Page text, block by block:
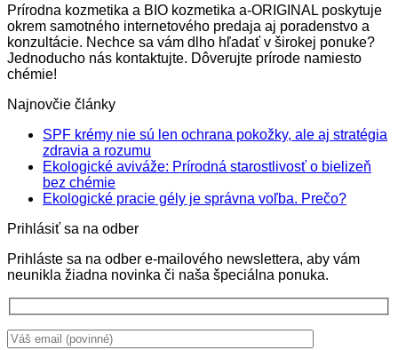
Prírodna kozmetika a BIO kozmetika a-ORIGINAL poskytuje
okrem samotného internetového predaja aj poradenstvo a
konzultácie. Nechce sa vám dlho hľadať v širokej ponuke?
Jednoducho nás kontaktujte. Dôverujte prírode namiesto
chémie!
Najnovčie články
SPF krémy nie sú len ochrana pokožky, ale aj stratégia
zdravia a rozumu
komentáre
SPF
len
ochrana
Ekologické aviváže: Prírodná starostlivosť o bielizeň
bez chémieŽiadne
komentáre
Ekologické
Prírodná
starostlivosť
Ekologické pracie gély je správna voľba. Prečo?Žiadne
pracie
Prihlásiť sa na odber
Prihláste sa na odber e-mailového newslettera, aby vám
neunikla žiadna novinka či naša špeciálna ponuka.